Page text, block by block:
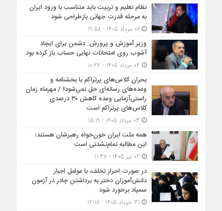
نظام تعلیم و تربیت باید متناسب با ورود ایران
به مرحله قدرت جهانی بازطراحی شود
06 مرداد 1405 - 19:58
وزیر آموزش و پرورش: دشمن برای ایجاد
آشوب روی امتحانات نهایی حساب باز کرده بود
بحران کلاس‌های پرتراکم با بخشنامه و
وعده‌های رسانه‌ای حل نمی‌شود! / مهرماه زمان
راستی‌آزمایی وعده کاهش ۳۰ درصدی
کلاس‌های پرتراکم است
همه ملت ایران خون‌خواه رهبرشان هستند؛
این مطالبه تمام‌نشدنی است
در صورت احراز تخلف، با عوامل اجبار
دانش‌آموزان دختر به برداشتن چادر در آزمون
سمپاد برخورد شود